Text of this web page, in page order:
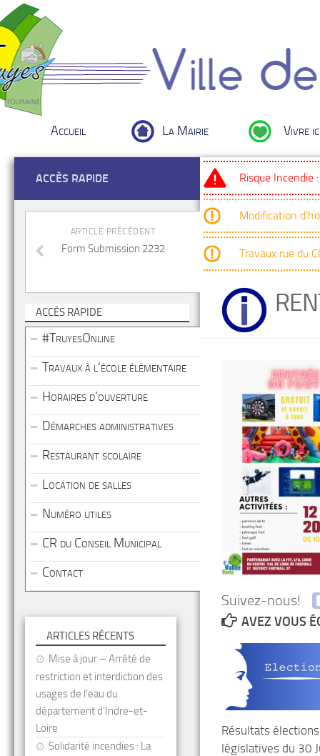
Accueil La Mairie Vivre
Risque Incendie
Modification
Travaux rue du
Suivez-nous!
AVEZ VOUS
Résultats élections
législatives du 30
ACCÈS RAPIDE
ARTICLE PRÉCÉDENT
Form Submission 2232
ACCÈS RAPIDE
#TruyesOnline
Travaux à l’école élémentaire
Horaires d’ouverture
Démarches administratives
Restaurant scolaire
Location de salles
Numéro utiles
CR du Conseil Municipal
Contact
ARTICLES RÉCENTS
Mise à jour – Arrêté de
restriction et interdiction des
usages de l’eau du
département d’Indre-et-
Loire
Solidarité incendies : La